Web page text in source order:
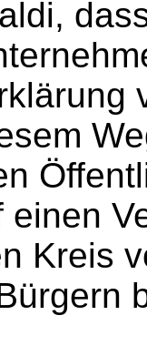
einen
Kreis